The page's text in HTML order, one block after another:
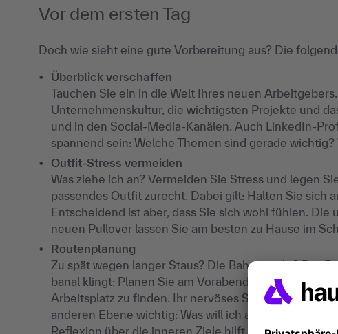
Vor dem ersten Tag
Doch wie sieht eine gute Vorbereitung aus? Die
Überblick verschaffen
Tauchen Sie ein in die Welt Ihres neuen
Unternehmenskultur, die wichtigsten Projekte und
und in den Social-Media-Kanälen. Auch LinkedIn-
spannend sein: Welche Themen sind gerade
Outfit-Stress vermeiden
Was ziehe ich an? Vermeiden Sie Stress und legen
passendes Outfit zurecht. Dabei gilt: Halten Sie sich
Entscheidend ist aber, dass Sie sich wohl fühlen.
neuen Pullover lassen Sie am besten zu Hause im
Routenplanung
Zu spät wegen langer Staus? Die Bahn streikt? Der
banal klingt: Planen Sie am Vorabend ein paar
Arbeitsplatz zu finden. Ihr nervöses Selbst wird es
anderen Ebene wichtig: Was will ich an meinem
Reflexion über die inneren Ziele hilft bei der